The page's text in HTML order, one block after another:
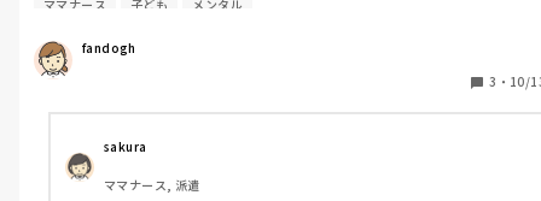
られないとか
そして時短終わったらこのままここにいるのか？
夜勤とかやらないとやっていけないような気もしているので、ス
ママナース 子ども メンタル
fandogh
3 ・ 10/
sakura
ママナース, 派遣